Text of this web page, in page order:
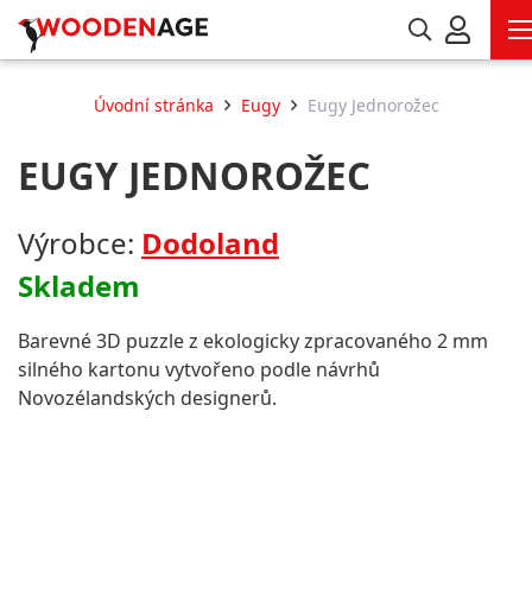
Úvodní stránka Eugy Eugy Jednorožec
EUGY JEDNOROŽEC
Výrobce: Dodoland
Skladem
Barevné 3D puzzle z ekologicky zpracovaného 2 mm
silného kartonu vytvořeno podle návrhů
Novozélandských designerů.